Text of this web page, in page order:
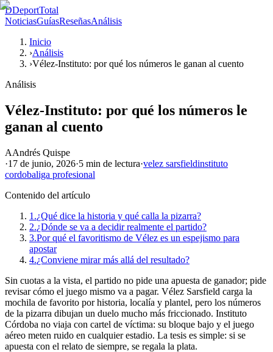
DDeportTotal
NoticiasGuíasReseñasAnálisis
Inicio
›Análisis
›Vélez-Instituto: por qué los números le ganan al cuento
Análisis
Vélez-Instituto: por qué los números le
ganan al cuento
AAndrés Quispe
·17 de junio, 2026·5 min de lectura·velez sarsfieldinstituto
cordobaliga profesional
Contenido del artículo
1.¿Qué dice la historia y qué calla la pizarra?
2.¿Dónde se va a decidir realmente el partido?
3.Por qué el favoritismo de Vélez es un espejismo para
apostar
4.¿Conviene mirar más allá del resultado?
Sin cuotas a la vista, el partido no pide una apuesta de ganador; pide
revisar cómo el juego mismo va a pagar. Vélez Sarsfield carga la
mochila de favorito por historia, localía y plantel, pero los números
de la pizarra dibujan un duelo mucho más friccionado. Instituto
Córdoba no viaja con cartel de víctima: su bloque bajo y el juego
aéreo meten ruido en cualquier estadio. La tesis es simple: si se
apuesta con el relato de siempre, se regala la plata.